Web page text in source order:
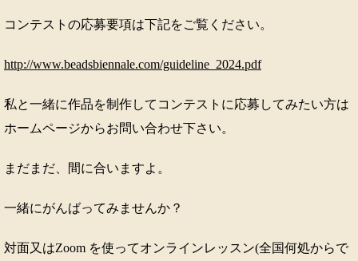
コンテストの応募要項は下記をご覧ください。
http://www.beadsbiennale.com/guideline_2024.pdf
私と一緒に作品を制作してコンテストに応募してみたい方は
ホームページからお問い合わせ下さい。
まだまだ、間に合いますよ。
一緒にがんばってみませんか？
対面又はZoom を使ってオンラインレッスン(全国何処からで